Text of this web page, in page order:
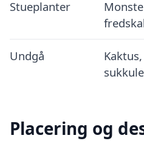
Stueplanter
Undgå
Kaktus,
Placering og